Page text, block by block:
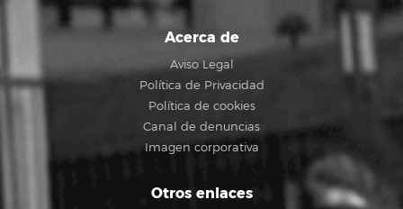
Acerca de
Aviso Legal
Política de Privacidad
Política de cookies
Canal de denuncias
Imagen corporativa
Otros enlaces